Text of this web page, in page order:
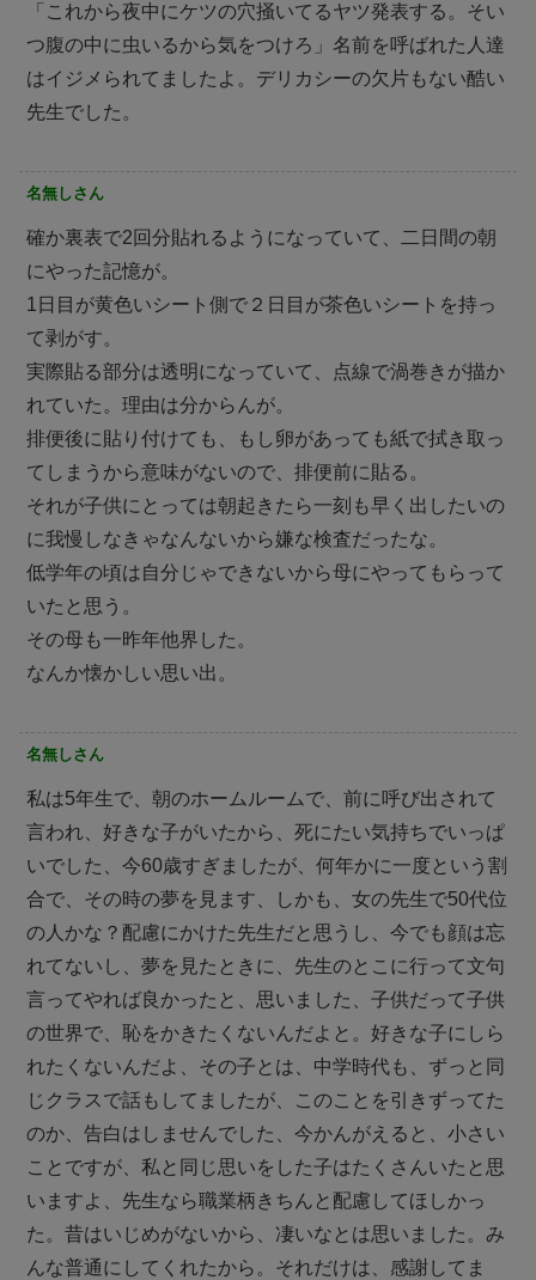
「これから夜中にケツの穴掻いてるヤツ発表する。そい
つ腹の中に虫いるから気をつけろ」名前を呼ばれた人達
はイジメられてましたよ。デリカシーの欠片もない酷い
先生でした。
名無しさん
確か裏表で2回分貼れるようになっていて、二日間の朝
にやった記憶が。
1日目が黄色いシート側で２日目が茶色いシートを持っ
て剥がす。
実際貼る部分は透明になっていて、点線で渦巻きが描か
れていた。理由は分からんが。
排便後に貼り付けても、もし卵があっても紙で拭き取っ
てしまうから意味がないので、排便前に貼る。
それが子供にとっては朝起きたら一刻も早く出したいの
に我慢しなきゃなんないから嫌な検査だったな。
低学年の頃は自分じゃできないから母にやってもらって
いたと思う。
その母も一昨年他界した。
なんか懐かしい思い出。
名無しさん
私は5年生で、朝のホームルームで、前に呼び出されて
言われ、好きな子がいたから、死にたい気持ちでいっぱ
いでした、今60歳すぎましたが、何年かに一度という割
合で、その時の夢を見ます、しかも、女の先生で50代位
の人かな？配慮にかけた先生だと思うし、今でも顔は忘
れてないし、夢を見たときに、先生のとこに行って文句
言ってやれば良かったと、思いました、子供だって子供
の世界で、恥をかきたくないんだよと。好きな子にしら
れたくないんだよ、その子とは、中学時代も、ずっと同
じクラスで話もしてましたが、このことを引きずってた
のか、告白はしませんでした、今かんがえると、小さい
ことですが、私と同じ思いをした子はたくさんいたと思
いますよ、先生なら職業柄きちんと配慮してほしかっ
た。昔はいじめがないから、凄いなとは思いました。み
んな普通にしてくれたから。それだけは、感謝してま